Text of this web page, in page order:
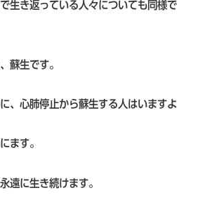
生き返っている人々についても同様で
蘇生です。
、心肺停止から蘇生する人はいますよ
ます。
遠に生き続けます。